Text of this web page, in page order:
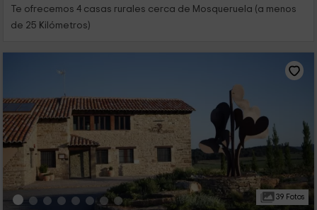
Te ofrecemos 4 casas rurales cerca de Mosqueruela (a menos
de 25 Kilómetros)
39 Fotos